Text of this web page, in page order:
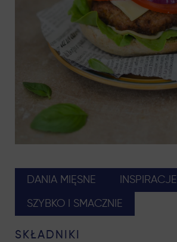
SKŁADNIKI
DANIA MIĘSNE INSPIRACJE
SZYBKO I SMACZNIE